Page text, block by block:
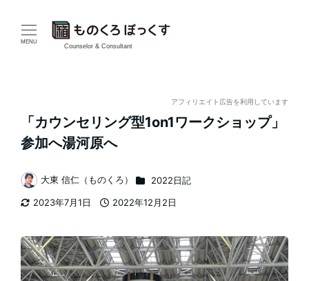
MENU
Counselor & Consultant
アフィリエイト広告を利用しています
「カウンセリング型1on1ワークショップ」
参加へ湯河原へ
2023年7月1日
2022年12月2日
著
者
大東 信仁（ものくろ） カテゴリー
2022日記